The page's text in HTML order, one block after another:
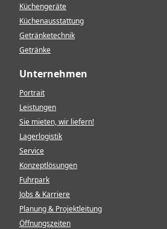
Küchengeräte
Küchenausstattung
Getränketechnik
Getränke
Unternehmen
Portrait
Leistungen
Sie mieten, wir liefern!
Lagerlogistik
Service
Konzeptlösungen
Fuhrpark
Jobs & Karriere
Planung & Projektleitung
Öffnungszeiten